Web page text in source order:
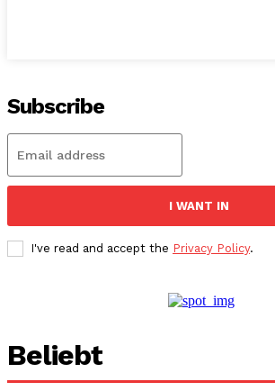
Subscribe
I WANT IN
I've read and accept the Privacy Policy.
Beliebt